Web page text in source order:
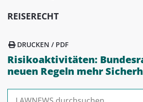
REISERECHT
DRUCKEN / PDF
Risikoaktivitäten:
neuen Regeln mehr